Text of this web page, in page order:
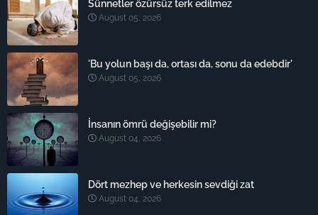
Sünnetler özürsüz terk edilmez
August 05, 2026
'Bu yolun başı da, ortası da, sonu da edebdir'
August 05, 2026
İnsanın ömrü değişebilir mi?
August 04, 2026
Dört mezhep ve herkesin sevdiği zat
August 04, 2026